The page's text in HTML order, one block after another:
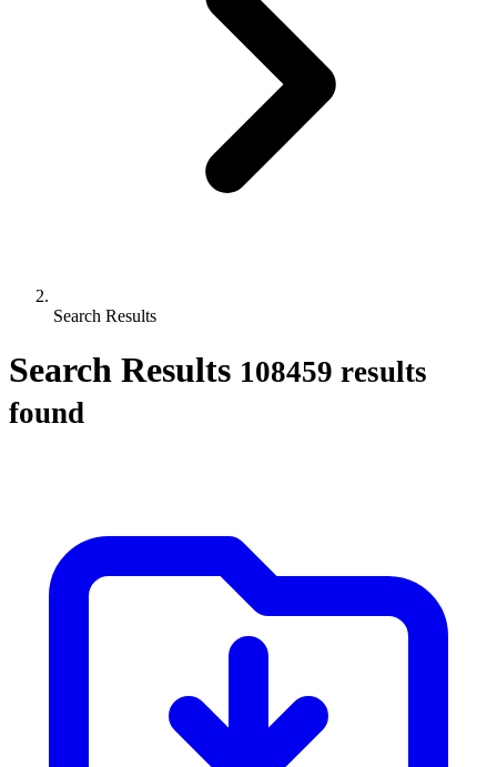
Search Results
Search Results 108459 results
found